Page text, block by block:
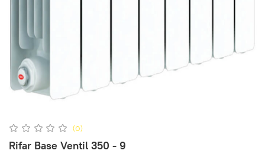
(0)
Rifar Base Ventil 350 - 9